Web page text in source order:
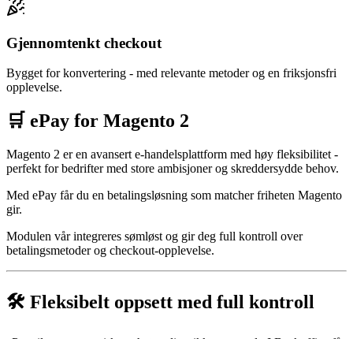
Gjennomtenkt checkout
Bygget for konvertering - med relevante metoder og en friksjonsfri
opplevelse.
🛒 ePay for Magento 2
Magento 2 er en avansert e-handelsplattform med høy fleksibilitet -
perfekt for bedrifter med store ambisjoner og skreddersydde behov.
Med ePay får du en betalingsløsning som matcher friheten Magento
gir.
Modulen vår integreres sømløst og gir deg full kontroll over
betalingsmetoder og checkout-opplevelse.
🛠️ Fleksibelt oppsett med full kontroll